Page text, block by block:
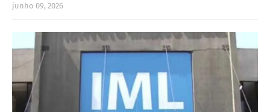
junho 09, 2026